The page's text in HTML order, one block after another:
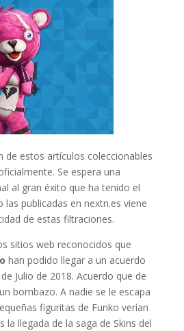
de estos artículos coleccionables
Se espera una
al gran éxito que ha tenido el
publicadas en nextn.es viene
de estas filtraciones.
sitios web reconocidos que
han podido llegar a un acuerdo
Julio de 2018. Acuerdo que de
bombazo. A nadie se le escapa
figuritas de Funko verían
la llegada de la saga de Skins del